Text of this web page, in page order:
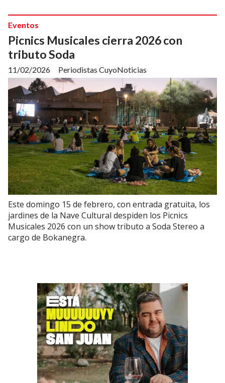
Picnics Musicales cierra 2026 con
tributo Soda
Periodistas CuyoNoticias
Eventos
11/02/2026
Este domingo 15 de febrero, con entrada gratuita, los
jardines de la Nave Cultural despiden los Picnics
Musicales 2026 con un show tributo a Soda Stereo a
cargo de Bokanegra.